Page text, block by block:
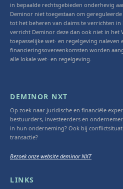
in bepaalde rechtsgebieden onderhevig
Deminor niet toegestaan om
tot het beheren van claims te verrichten in
verricht Deminor deze dan ook niet in het
toepasselijke wet- en regelgeving naleven
financieringsovereenkomsten worden
alle lokale wet- en regelgeving.
DEMINOR NXT
Op zoek naar juridische en financiële
bestuurders, investeerders en
in hun onderneming? Ook bij
transactie?
Bezoek onze website deminor NXT
LINKS